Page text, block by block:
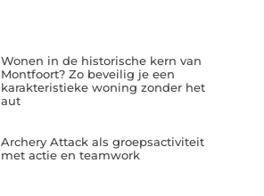
Wonen in de historische kern van
Montfoort? Zo beveilig je een
karakteristieke woning zonder het
aut
Archery Attack als groepsactiviteit
met actie en teamwork